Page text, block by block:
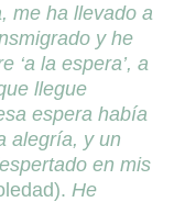
me ha llevado a
y he
‘a la espera’, a
llegue
espera había
alegría, y un
en mis
He